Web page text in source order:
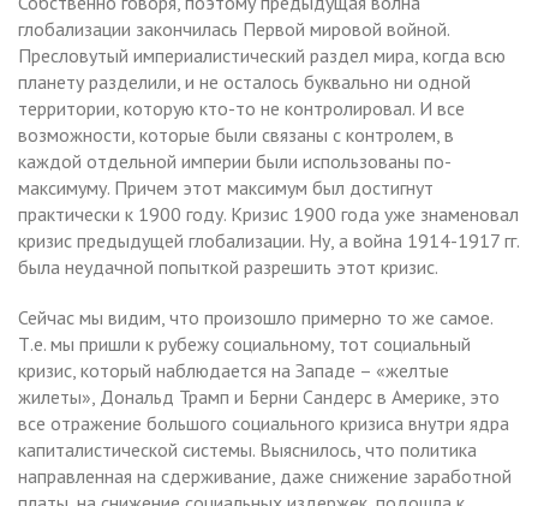
глобализации закончилась Первой мировой войной.
Пресловутый империалистический раздел мира, когда всю
планету разделили, и не осталось буквально ни одной
территории, которую кто-то не контролировал. И все
возможности, которые были связаны с контролем, в
каждой отдельной империи были использованы по-
максимуму. Причем этот максимум был достигнут
практически к 1900 году. Кризис 1900 года уже знаменовал
кризис предыдущей глобализации. Ну, а война 1914-1917 гг.
была неудачной попыткой разрешить этот кризис.
Сейчас мы видим, что произошло примерно то же самое.
Т.е. мы пришли к рубежу социальному, тот социальный
кризис, который наблюдается на Западе – «желтые
жилеты», Дональд Трамп и Берни Сандерс в Америке, это
все отражение большого социального кризиса внутри ядра
капиталистической системы. Выяснилось, что политика
направленная на сдерживание, даже снижение заработной